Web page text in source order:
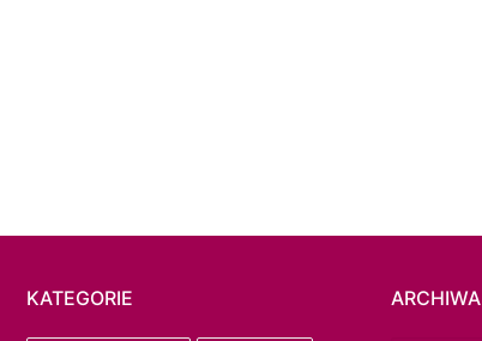
KATEGORIE ARCHIWA